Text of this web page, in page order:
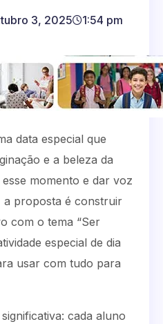
3, 2025
1:54 pm
data especial que
e a beleza da
momento e dar voz
a proposta é construir
com o tema “Ser
especial de dia
usar com tudo para
cada aluno